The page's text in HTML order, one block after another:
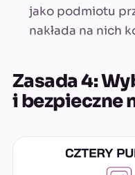
jako podmiotu
nakłada na nich
Zasada 4:
i bezpieczne